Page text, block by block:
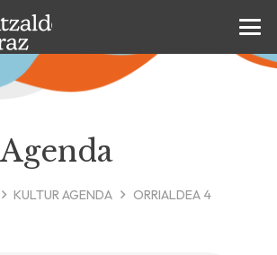
KULTUR AGENDA ORRIALDEA 4